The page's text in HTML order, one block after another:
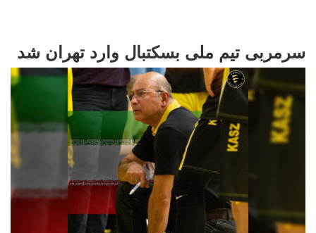
سرمربی تیم ملی بسکتبال وارد تهران شد